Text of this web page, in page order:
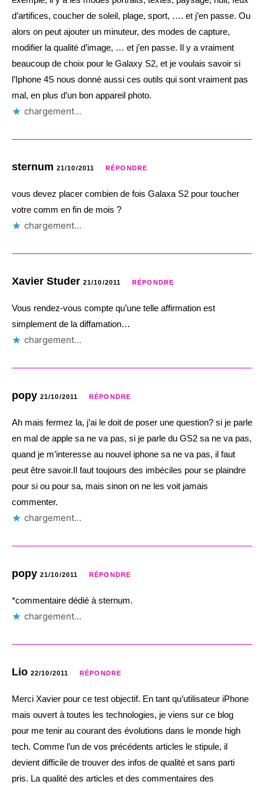
d’artifices, coucher de soleil, plage, sport, …. et j’en passe. Ou
alors on peut ajouter un minuteur, des modes de capture,
modifier la qualité d’image, … et j’en passe. Il y a vraiment
beaucoup de choix pour le Galaxy S2, et je voulais savoir si
l’Iphone 4S nous donné aussi ces outils qui sont vraiment pas
mal, en plus d’un bon appareil photo.
chargement…
sternum 21/10/2011 RÉPONDRE
vous devez placer combien de fois Galaxa S2 pour toucher
votre comm en fin de mois ?
chargement…
Xavier Studer 21/10/2011 RÉPONDRE
Vous rendez-vous compte qu’une telle affirmation est
simplement de la diffamation…
chargement…
popy 21/10/2011 RÉPONDRE
Ah mais fermez la, j’ai le doit de poser une question? si je parle
en mal de apple sa ne va pas, si je parle du GS2 sa ne va pas,
quand je m’interesse au nouvel iphone sa ne va pas, il faut
peut être savoir.Il faut toujours des imbéciles pour se plaindre
pour si ou pour sa, mais sinon on ne les voit jamais
commenter.
chargement…
popy 21/10/2011 RÉPONDRE
*commentaire dédié à sternum.
chargement…
Lio 22/10/2011 RÉPONDRE
Merci Xavier pour ce test objectif. En tant qu’utilisateur iPhone
mais ouvert à toutes les technologies, je viens sur ce blog
pour me tenir au courant des évolutions dans le monde high
tech. Comme l’un de vos précédents articles le stipule, il
devient difficile de trouver des infos de qualité et sans parti
pris. La qualité des articles et des commentaires des